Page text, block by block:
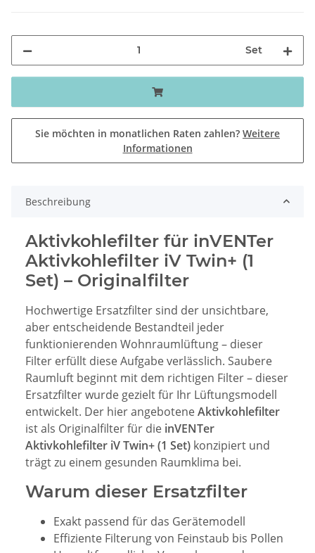
Set
Sie möchten in monatlichen Raten zahlen? Weitere
Informationen
Beschreibung
Aktivkohlefilter für inVENTer
Aktivkohlefilter iV Twin+ (1
Set) – Originalfilter
Hochwertige Ersatzfilter sind der unsichtbare,
aber entscheidende Bestandteil jeder
funktionierenden Wohnraumlüftung – dieser
Filter erfüllt diese Aufgabe verlässlich. Saubere
Raumluft beginnt mit dem richtigen Filter – dieser
Ersatzfilter wurde gezielt für Ihr Lüftungsmodell
entwickelt. Der hier angeboteneAktivkohlefilter
ist als Originalfilter für die inVENTer
Aktivkohlefilter iV Twin+ (1 Set) konzipiert und
trägt zu einem gesunden Raumklima bei.
Warum dieser Ersatzfilter
Exakt passend für das Gerätemodell
Effiziente Filterung von Feinstaub bis Pollen